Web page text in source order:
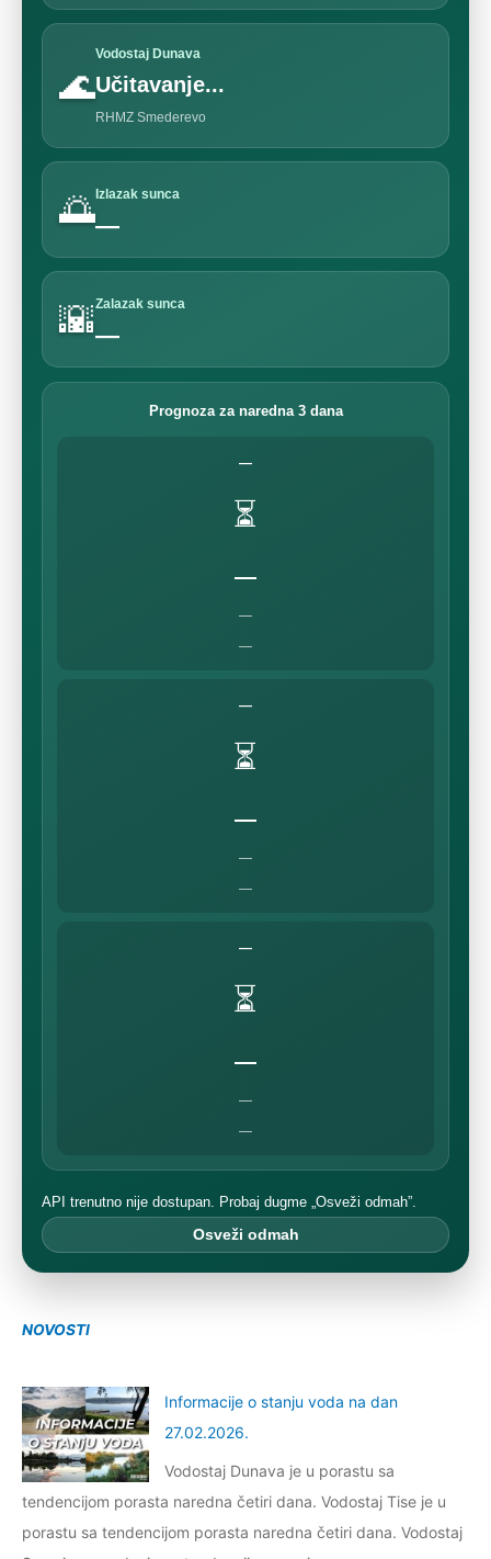
🌊
Vodostaj Dunava
Učitavanje...
RHMZ Smederevo
🌅Izlazak sunca
—
🌇Zalazak sunca
—
Prognoza za naredna 3 dana
—
⏳
—
—
—
—
⏳
—
—
—
—
⏳
—
—
—
API trenutno nije dostupan. Probaj dugme „Osveži odmah”.
Osveži odmah
NOVOSTI
Informacije o stanju voda na dan
27.02.2026.
Vodostaj Dunava je u porastu sa
tendencijom porasta naredna četiri dana. Vodostaj Tise je u
porastu sa tendencijom porasta naredna četiri dana. Vodostaj